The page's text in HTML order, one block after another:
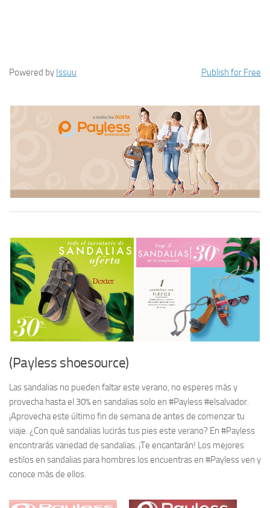
Powered by Issuu Publish for Free
(Payless shoesource)
Las sandalias no pueden faltar este verano, no esperes más y
provecha hasta el 30% en sandalias solo en #Payless #elsalvador.
¡Aprovecha este último fin de semana de antes de comenzar tu
viaje. ¿Con qué sandalias lucirás tus pies este verano? En #Payless
encontrarás variedad de sandalias. ¡Te encantarán! Los mejores
estilos en sandalias para hombres los encuentras en #Payless ven y
conoce más de ellos.